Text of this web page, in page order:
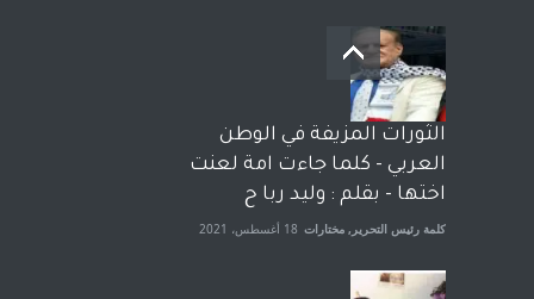
بعد معارك قضائية طاحنة كتب
وترافع فيها بنفسه مرة اخرى..
الشيخ طارق يوسف يقهر
الحكومة الأمريكية ، فأعطوه
الجنسية عن يد وهم صاغرون،
آراء حرة مختارات 7 أبريل، 2023
الثورات المزيفة في الوطن
العربي - كلما جاءت امة لعنت
اختها - بقلم : وليد ربا ح
كلمة رئيس التحرير , مختارات 18 أغسطس، 2021